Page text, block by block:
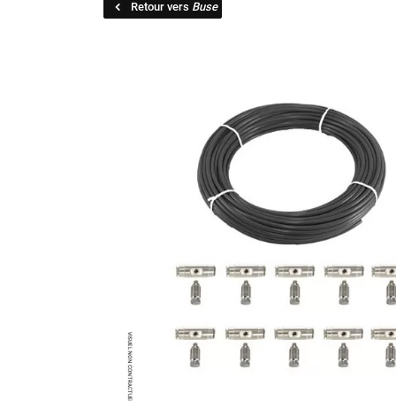
Climatiseur mobile résidentiel et
Rafraîchisseur d'air gainable
Rafraichisseur d’air fixe
Brumisateur d'air
Coffret de brumisation
Ventilateur brumisateur
Ventilateur / extracteur d'air mobile
Ventilateur fixe
Ventilateur industriel
Ventilateur de chantier
Ventilateur centrifuge
Ventilateur de sol
Ventilateur sur pied
Ventilateur de bureau
Retour vers Buse